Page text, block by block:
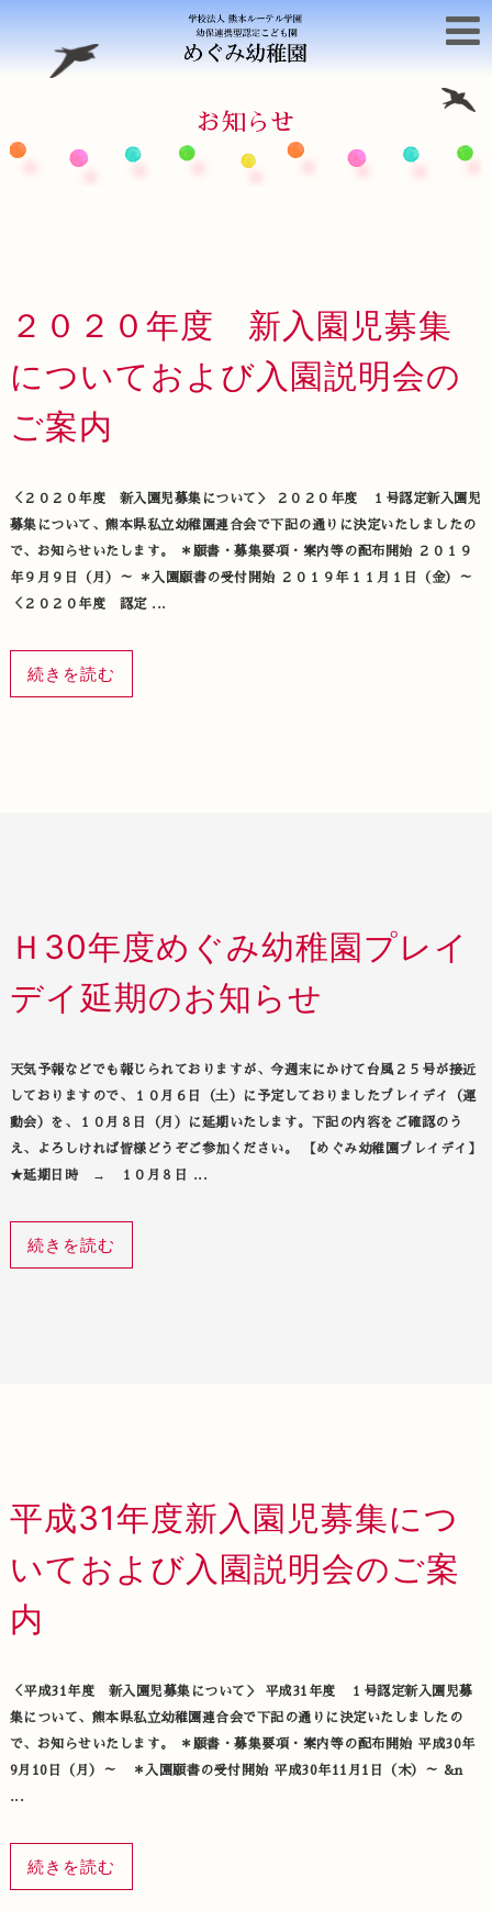
お知らせ
２０２０年度 新入園児募集
についておよび入園説明会の
ご案内
＜２０２０年度 新入園児募集について＞ ２０２０年度 １号認定新入園児
募集について、熊本県私立幼稚園連合会で下記の通りに決定いたしましたの
で、お知らせいたします。 ＊願書・募集要項・案内等の配布開始 ２０１９
年９月９日（月）～ ＊入園願書の受付開始 ２０１９年１１月１日（金）～
＜２０２０年度 認定 ...
続きを読む
Ｈ30年度めぐみ幼稚園プレイ
デイ延期のお知らせ
天気予報などでも報じられておりますが、今週末にかけて台風２５号が接近
しておりますので、１０月６日（土）に予定しておりましたプレイデイ（運
動会）を、１０月８日（月）に延期いたします。下記の内容をご確認のう
え、よろしければ皆様どうぞご参加ください。 【めぐみ幼稚園プレイデイ】
★延期日時 → １０月８日 ...
続きを読む
平成31年度新入園児募集につ
いておよび入園説明会のご案
内
＜平成31年度 新入園児募集について＞ 平成31年度 １号認定新入園児募
集について、熊本県私立幼稚園連合会で下記の通りに決定いたしましたの
で、お知らせいたします。 ＊願書・募集要項・案内等の配布開始 平成30年
9月10日（月）～ ＊入園願書の受付開始 平成30年11月1日（木）～ &n
...
続きを読む